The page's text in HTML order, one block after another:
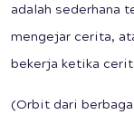
adalah sederhana
mengejar cerita,
bekerja ketika
(Orbit dari